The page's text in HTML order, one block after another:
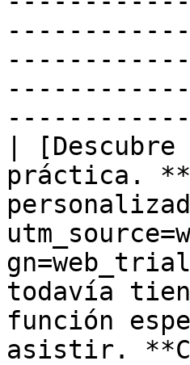
|
práctica.
todavía
función
asistir.